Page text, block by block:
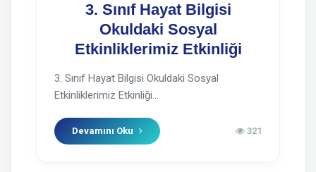
3. Sınıf Hayat Bilgisi
Okuldaki Sosyal
Etkinliklerimiz Etkinliği
3. Sınıf Hayat Bilgisi Okuldaki Sosyal
Etkinliklerimiz Etkinliği...
Devamını Oku 321